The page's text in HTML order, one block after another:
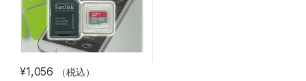
¥1,056 （税込）